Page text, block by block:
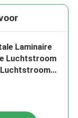
Laminaire
Luchtstroom
Luchtstroom